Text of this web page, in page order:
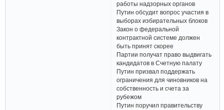
работы надзорных органов
Путин обсудит вопрос участия в
выборах избирательных блоков
Закон о федеральной
контрактной системе должен
быть принят скорее
Партии получат право выдвигать
кандидатов в Счетную палату
Путин призвал поддержать
ограничения для чиновников на
собственность и счета за
рубежом
Путин поручил правительству